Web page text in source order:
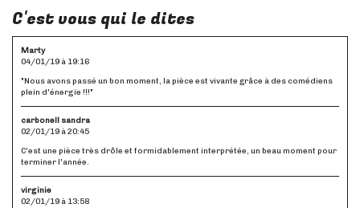
C'est vous qui le dites
Marty
04/01/19 à 19:16
"Nous avons passé un bon moment, la pièce est vivante grâce à des comédiens
plein d'énergie !!!"
carbonell sandra
02/01/19 à 20:45
C'est une pièce très drôle et formidablement interprétée, un beau moment pour
terminer l'année.
virginie
02/01/19 à 13:58